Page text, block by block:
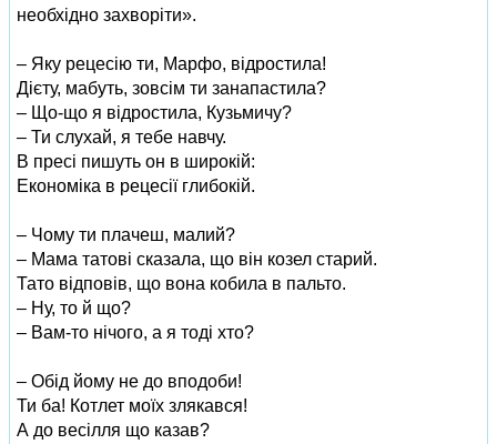
необхідно захворіти».
– Яку рецесію ти, Марфо, відрос­тила!
Дієту, мабуть, зовсім ти занапастила?
– Що-що я відростила, Кузь­мичу?
– Ти слухай, я тебе навчу.
В пресі пишуть он в широкій:
Економіка в рецесії глибокій.
– Чому ти плачеш, малий?
– Мама татові сказала, що він козел старий.
Тато відповів, що вона кобила в пальто.
– Ну, то й що?
– Вам-то нічого, а я тоді хто?
– Обід йому не до вподоби!
Ти ба! Котлет моїх злякався!
А до весілля що казав?